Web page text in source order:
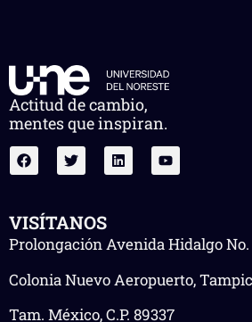
Actitud de cambio,
mentes que inspiran.
VISÍTANOS
Prolongación Avenida Hidalgo No.
Colonia Nuevo Aeropuerto,
Tam. México, C.P. 89337